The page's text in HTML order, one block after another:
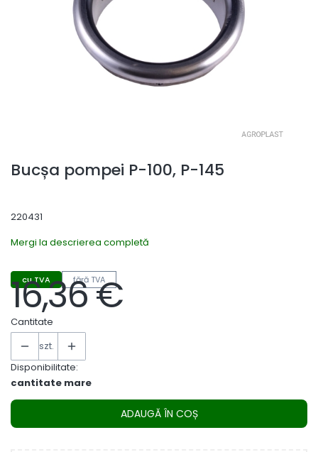
Bucșa pompei P-100, P-145
220431
Mergi la descrierea completă
cu TVA fără TVA
Preț
16,36 €
Cantitate
szt.
Disponibilitate:
cantitate mare
ADAUGĂ ÎN COȘ